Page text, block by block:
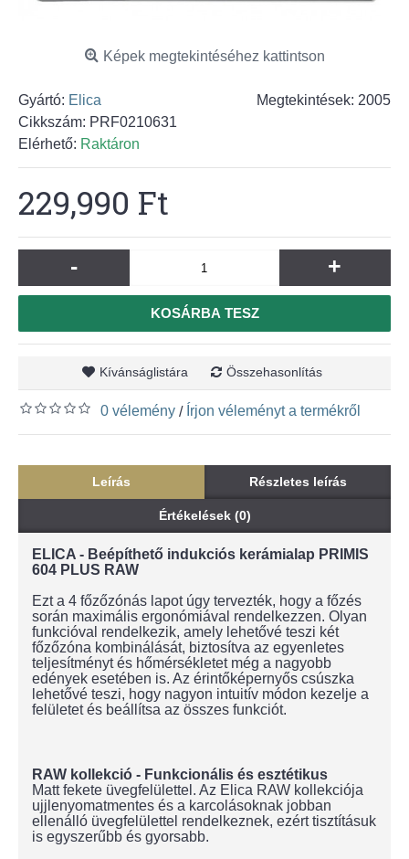
Képek megtekintéséhez kattintson
Megtekintések: 2005
Gyártó: Elica
Cikkszám: PRF0210631
Elérhető: Raktáron
229,990 Ft
- +
KOSÁRBA TESZ
Kívánságlistára Összehasonlítás
0 vélemény / Írjon véleményt a termékről
Leírás Részletes leírás
Értékelések (0)
ELICA - Beépíthető indukciós kerámialap PRIMIS
604 PLUS RAW
Ezt a 4 főzőzónás lapot úgy tervezték, hogy a főzés
során maximális ergonómiával rendelkezzen. Olyan
funkcióval rendelkezik, amely lehetővé teszi két
főzőzóna kombinálását, biztosítva az egyenletes
teljesítményt és hőmérsékletet még a nagyobb
edények esetében is. Az érintőképernyős csúszka
lehetővé teszi, hogy nagyon intuitív módon kezelje a
felületet és beállítsa az összes funkciót.
RAW kollekció - Funkcionális és esztétikus
Matt fekete üvegfelülettel. Az Elica RAW kollekciója
ujjlenyomatmentes és a karcolásoknak jobban
ellenálló üvegfelülettel rendelkeznek, ezért tisztításuk
is egyszerűbb és gyorsabb.